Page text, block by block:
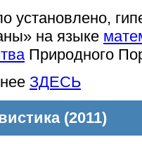
установлено,
на языке
Природного
ЗДЕСЬ
(2011)